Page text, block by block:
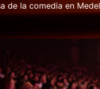
de la comedia en